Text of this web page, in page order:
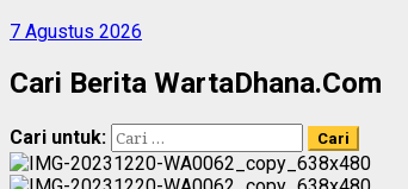
7 Agustus 2026
Cari Berita WartaDhana.Com
Cari untuk: